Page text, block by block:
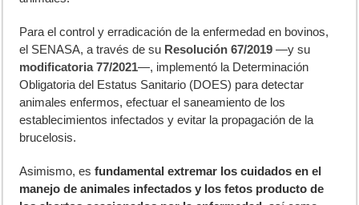
Para el control y erradicación de la enfermedad en bovinos,
el SENASA, a través de su Resolución 67/2019 —y su
modificatoria 77/2021—, implementó la Determinación
Obligatoria del Estatus Sanitario (DOES) para detectar
animales enfermos, efectuar el saneamiento de los
establecimientos infectados y evitar la propagación de la
brucelosis.
Asimismo, esfundamental extremar los cuidados en el
manejo de animales infectados y los fetos producto de